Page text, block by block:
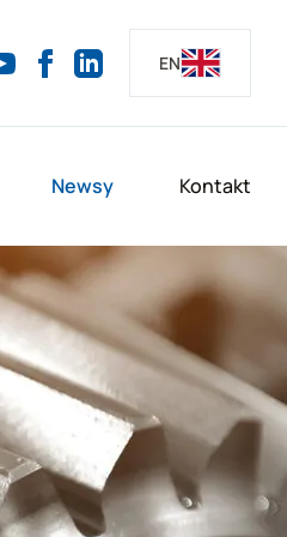
EN
Newsy Kontakt